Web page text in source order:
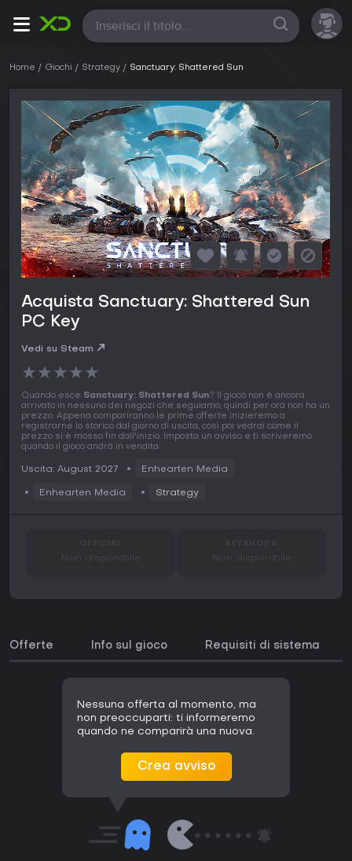
Tutte
Home Giochi Strategy Sanctuary: Shattered Sun
Acquista Sanctuary: Shattered Sun
PC Key
Vedi su Steam
★★★★★
Quando esce Sanctuary: Shattered Sun? Il gioco non è ancora
arrivato in nessuno dei negozi che seguiamo, quindi per ora non ha un
prezzo. Appena compariranno le prime offerte inizieremo a
registrarne lo storico dal giorno di uscita, così poi vedrai come il
prezzo si è mosso fin dall'inizio. Imposta un avviso e ti scriveremo
quando il gioco andrà in vendita.
Uscita: August 2027 Enhearten Media
Enhearten Media Strategy
Non disponibile Non disponibile
Offerte Info sul gioco Requisiti di sistema
Nessuna offerta al momento, ma
non preoccuparti: ti informeremo
quando ne comparirà una nuova.
Crea avviso